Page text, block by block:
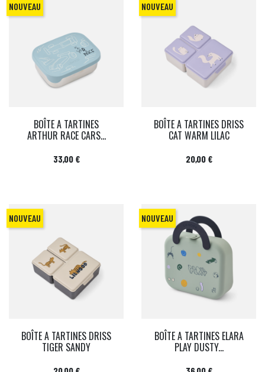
BOÎTE A TARTINES
ARTHUR RACE CARS...
Prix
33,00 €
NOUVEAU
BOÎTE A TARTINES DRISS
CAT WARM LILAC
Prix
20,00 €
NOUVEAU
BOÎTE A TARTINES DRISS
TIGER SANDY
NOUVEAU
BOÎTE A TARTINES ELARA
PLAY DUSTY...
NOUVEAU